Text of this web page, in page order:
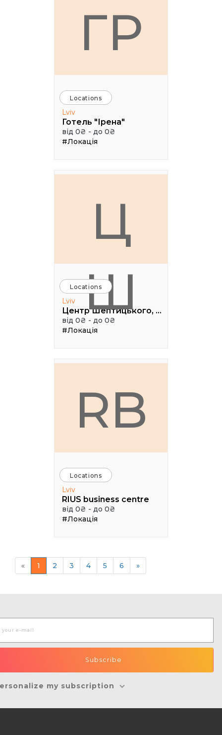
ГР
Locations
Lviv
Готель "Ірена"
від 0₴ - до 0₴
#Локація
Ц
Ш
Locations
Lviv
Центр Шептицького, 1 поверх, паркова аудиторія
від 0₴ - до 0₴
#Локація
RB
Locations
Lviv
RIUS business centre
від 0₴ - до 0₴
#Локація
« 1 2 3 4 5 6 »
my subscription